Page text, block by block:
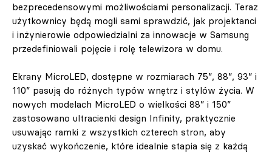
bezprecedensowymi możliwościami personalizacji. Teraz
użytkownicy będą mogli sami sprawdzić, jak projektanci
i inżynierowie odpowiedzialni za innowacje w Samsung
przedefiniowali pojęcie i rolę telewizora w domu.
Ekrany MicroLED, dostępne w rozmiarach 75”, 88”, 93” i
110” pasują do różnych typów wnętrz i stylów życia. W
nowych modelach MicroLED o wielkości 88” i 150”
zastosowano ultracienki design Infinity, praktycznie
usuwając ramki z wszystkich czterech stron, aby
uzyskać wykończenie, które idealnie stapia się z każdą